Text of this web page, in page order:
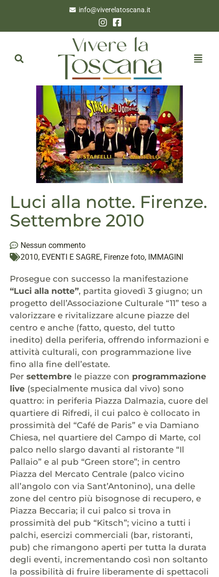
info@viverelatoscana.it
Luci alla notte. Firenze.
Settembre 2010
Nessun commento
2010, EVENTI E SAGRE, Firenze foto, IMMAGINI
Prosegue con successo la manifestazione
“Luci alla notte”, partita giovedì 3 giugno; un
progetto dell’Associazione Culturale “11” teso a
valorizzare e rivitalizzare alcune piazze del
centro e anche (fatto, questo, del tutto
inedito) della periferia, offrendo informazioni e
attività culturali, con programmazione live
fino alla fine dell’estate.
Per settembre le piazze con programmazione
live (specialmente musica dal vivo) sono
quattro: in periferia Piazza Dalmazia, cuore del
quartiere di Rifredi, il cui palco è collocato in
prossimità del “Café de Paris” e via Damiano
Chiesa, nel quartiere del Campo di Marte, col
palco nello slargo davanti al ristorante “Il
Pallaio” e al pub “Green store”; in centro
Piazza del Mercato Centrale (palco vicino
all’angolo con via Sant’Antonino), una delle
zone del centro più bisognose di recupero, e
Piazza Beccaria; il cui palco si trova in
prossimità del pub “Kitsch”; vicino a tutti i
palchi, esercizi commerciali (bar, ristoranti,
pub) che rimangono aperti per tutta la durata
degli eventi, incrementando così non soltanto
la possibilità di fruire liberamente di spettacoli